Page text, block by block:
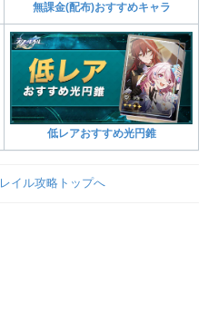
無課金(配布)おすすめキャラ
低レアおすすめ光円錐
イル攻略トップへ